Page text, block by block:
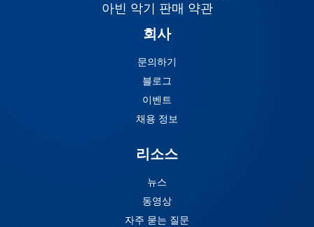
아빈 악기 판매 약관
회사
문의하기
블로그
이벤트
채용 정보
리소스
뉴스
동영상
자주 묻는 질문